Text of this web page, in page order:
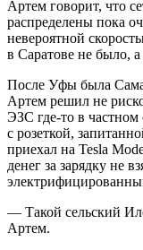
Артем говорит, что
распределены пока
невероятной
в Саратове не было,
После Уфы была
Артем решил не
ЭЗС где-то в частном
с розеткой,
приехал на Tesla
денег за зарядку не
— Такой сельский
Артем.